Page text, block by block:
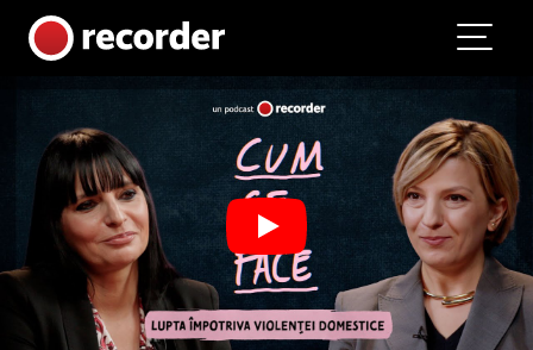
Skip to content
Main Navigation